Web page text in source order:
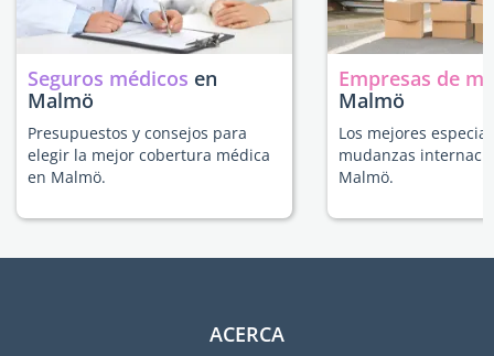
Seguros médicos en
Malmö
Presupuestos y consejos para
elegir la mejor cobertura médica
en Malmö.
Empresas de
Malmö
Los mejores
mudanzas
Malmö.
ACERCA